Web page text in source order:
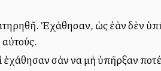
Ἐχάθησαν, ὡς ἐὰν δὲν
αὐτούς.
ἐχάθησαν σὰν να μὴ ὑπῆρξαν